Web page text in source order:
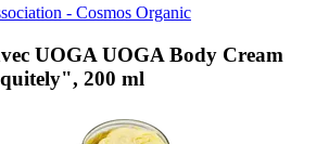
- Cosmos Organic
UOGA UOGA Body Cream
200 ml